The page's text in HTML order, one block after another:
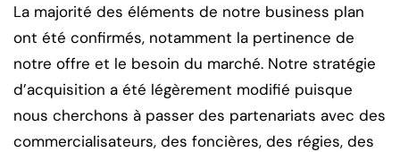
La majorité des éléments de notre business plan
ont été confirmés, notamment la pertinence de
notre offre et le besoin du marché. Notre stratégie
d’acquisition a été légèrement modifié puisque
nous cherchons à passer des partenariats avec des
commercialisateurs, des foncières, des régies, des